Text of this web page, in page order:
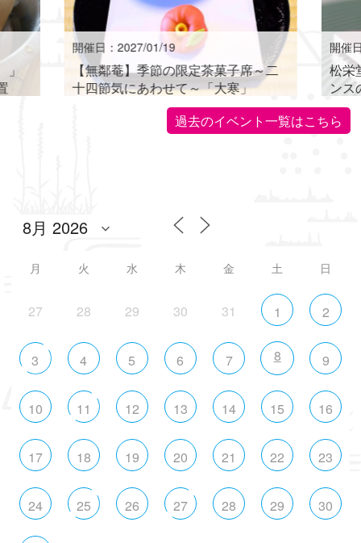
開催日：2027/01/19
【無鄰菴】季節の限定茶菓子席～二
十四節気にあわせて～「大寒」
開催
松栄
ンス
世界
過去のイベント一覧はこちら
月 火 水 木 金 土 日
27 28 29 30 31 1 2
3 4 5 6 7 8 9
10 11 12 13 14 15 16
17 18 19 20 21 22 23
24 25 26 27 28 29 30